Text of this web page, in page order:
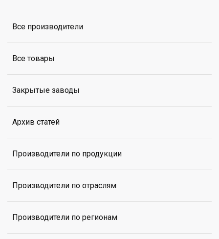
Все производители
Все товары
Закрытые заводы
Архив статей
Производители по продукции
Производители по отраслям
Производители по регионам